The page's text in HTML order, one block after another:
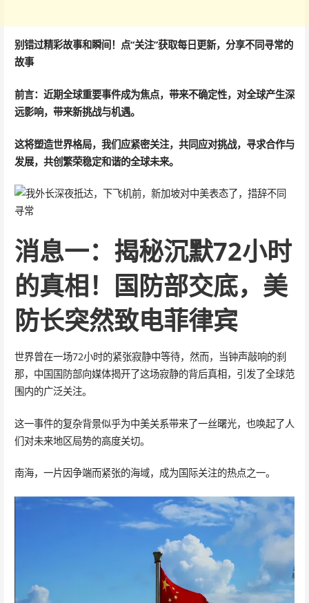
别错过精彩故事和瞬间！点“关注”获取每日更新，分享不同寻常的
故事
前言：近期全球重要事件成为焦点，带来不确定性，对全球产生深
远影响，带来新挑战与机遇。
这将塑造世界格局，我们应紧密关注，共同应对挑战，寻求合作与
发展，共创繁荣稳定和谐的全球未来。
消息一：揭秘沉默72小时
的真相！国防部交底，美
防长突然致电菲律宾
世界曾在一场72小时的紧张寂静中等待，然而，当钟声敲响的刹
那，中国国防部向媒体揭开了这场寂静的背后真相，引发了全球范
围内的广泛关注。
这一事件的复杂背景似乎为中美关系带来了一丝曙光，也唤起了人
们对未来地区局势的高度关切。
南海，一片因争端而紧张的海域，成为国际关注的热点之一。